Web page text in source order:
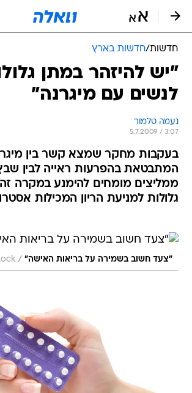
חדשות/חדשות בארץ
"יש להיזהר במתן
לנשים עם מיגרנה"
נעמה טלמור
5.7.2009 / 3:07
בעקבות מחקר שמצא קשר בין
המתבטאת בהפרעות ראייה לבין
ממליצים מומחים להימנע במקרה
גלולות למניעת הריון המכילות
"צעד חשוב בשמירה על בריאות האישה" /